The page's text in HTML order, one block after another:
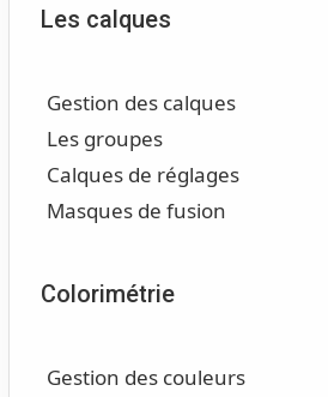
Les calques
Gestion des calques
Les groupes
Calques de réglages
Masques de fusion
Colorimétrie
Gestion des couleurs